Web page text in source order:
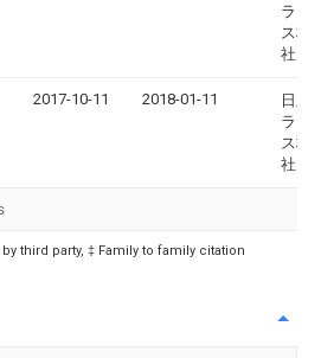
ライ
ス株
社
2017-10-11 2018-01-11
日立
ライ
ス株
社
third party, ‡ Family to family citation